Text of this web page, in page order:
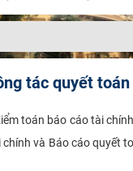
tác quyết
toán báo cáo tài
và Báo cáo quyết